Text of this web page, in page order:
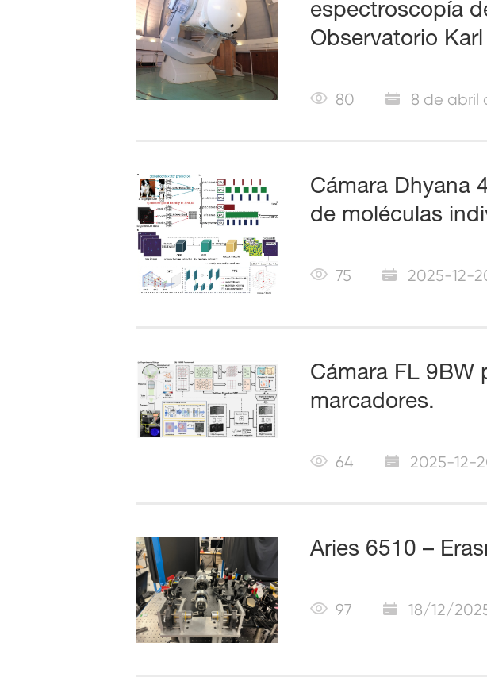
espectroscopía
Observatorio
80 8 de abril
Cámara Dhyana
de moléculas
75 2025-12-
Cámara FL 9BW
marcadores.
64 2025-12-
Aries 6510 –
97 18/12/